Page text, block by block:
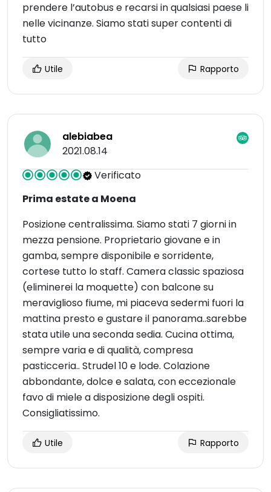
prendere l’autobus e recarsi in qualsiasi paese li
nelle vicinanze. Siamo stati super contenti di
tutto
Utile Rapporto
alebiabea
2021.08.14
Verificato
Prima estate a Moena
Posizione centralissima. Siamo stati 7 giorni in
mezza pensione. Proprietario giovane e in
gamba, sempre disponibile e sorridente,
cortese tutto lo staff. Camera classic spaziosa
(eliminerei la moquette) con balcone su
meraviglioso fiume, mi piaceva sedermi fuori la
mattina presto e gustare il panorama..sarebbe
stata utile una seconda sedia. Cucina ottima,
sempre varia e di qualità, compresa
pasticceria.. Strudel 10 e lode. Colazione
abbondante, dolce e salata, con eccezionale
favo di miele a disposizione degli ospiti.
Consigliatissimo.
Utile Rapporto